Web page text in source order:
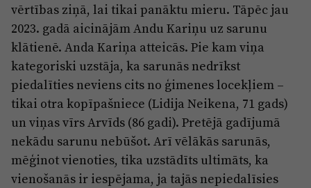
vērtības ziņā, lai tikai panāktu mieru. Tāpēc jau
2023. gadā aicinājām Andu Kariņu uz sarunu
klātienē. Anda Kariņa atteicās. Pie kam viņa
kategoriski uzstāja, ka sarunās nedrīkst
piedalīties neviens cits no ģimenes locekļiem –
tikai otra kopīpašniece (Lidija Neikena, 71 gads)
un viņas vīrs Arvīds (86 gadi). Pretējā gadījumā
nekādu sarunu nebūšot. Arī vēlākās sarunās,
mēģinot vienoties, tika uzstādīts ultimāts, ka
vienošanās ir iespējama, ja tajās nepiedalīsies